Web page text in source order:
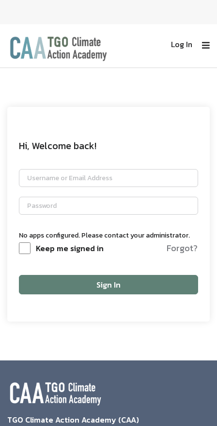
Log In
Hi, Welcome back!
No apps configured. Please contact your administrator.
Keep me signed in Forgot?
Sign In
TGO Climate Action Academy (CAA)